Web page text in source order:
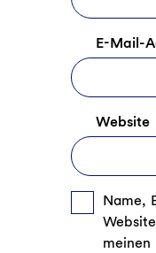
E-Mail-
Website
Name,
meinen